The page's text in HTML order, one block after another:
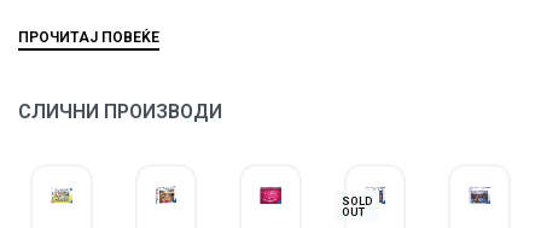
Секое делче е уникатно
Ravensburger има традиција на изработка на
СЛИЧНИ ПРОИЗВОДИ
SOLD
OUT